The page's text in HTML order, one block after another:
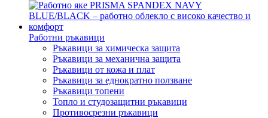
Работни ръкавици
Ръкавици за химическа защита
Ръкавици за механична защита
Ръкавици от кожа и плат
Ръкавици за еднократно ползване
Ръкавици топени
Топло и студозащитни ръкавици
Противосрезни ръкавици